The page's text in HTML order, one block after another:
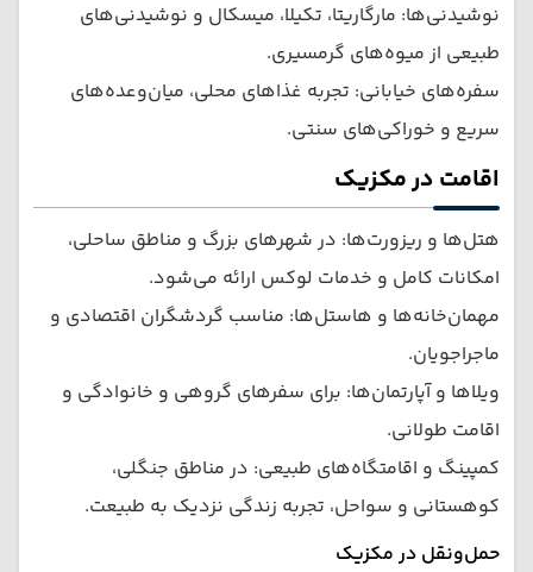
نوشیدنی‌ها: مارگاریتا، تکیلا، میسکال و نوشیدنی‌های
طبیعی از میوه‌های گرمسیری.
سفره‌های خیابانی: تجربه غذاهای محلی، میان‌وعده‌های
سریع و خوراکی‌های سنتی.
اقامت در مکزیک
هتل‌ها و ریزورت‌ها: در شهرهای بزرگ و مناطق ساحلی،
امکانات کامل و خدمات لوکس ارائه می‌شود.
مهمان‌خانه‌ها و هاستل‌ها: مناسب گردشگران اقتصادی و
ماجراجویان.
ویلاها و آپارتمان‌ها: برای سفرهای گروهی و خانوادگی و
اقامت طولانی.
کمپینگ و اقامتگاه‌های طبیعی: در مناطق جنگلی،
کوهستانی و سواحل، تجربه زندگی نزدیک به طبیعت.
حمل‌ونقل در مکزیک